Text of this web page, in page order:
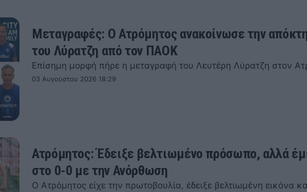
Μεταγραφές: Ο Ατρόμητος ανακοίνωσε την
του Λύρατζη από τον ΠΑΟΚ
Επίσημη μορφή πήρε η μεταγραφή του Λευτέρη Λύρατζη στον
03 Αυγούστου 2026 18:29
Ατρόμητος: Έδειξε βελτιωμένο πρόσωπο, αλλά
στο 0-0 με την Ανόρθωση
Ο Ατρόμητος είχε την πρωτοβουλία, έδειξε βελτιωμένη εικόνα